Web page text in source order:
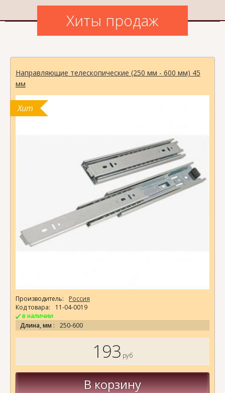
Хиты продаж
Направляющие телескопические (250 мм - 600 мм) 45
мм
Хит
Производитель:
Россия
Код товара:
11-04-0019
в наличии
Длина, мм : 250-600
193 руб
В корзину